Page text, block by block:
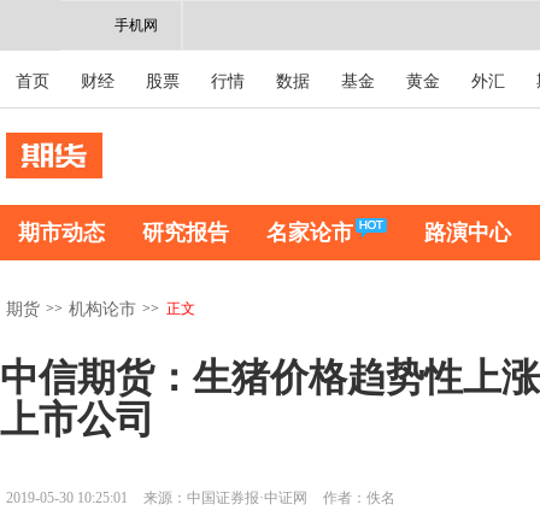
手机网
首页 财经 股票 行情 数据 基金 黄金 外汇
期市动态 研究报告 名家论市 路演中心
期货 >> 机构论市 >> 正文
中信期货：生猪价格趋势性上
上市公司
2019-05-30 10:25:01 来源：中国证券报·中证网 作者：佚名